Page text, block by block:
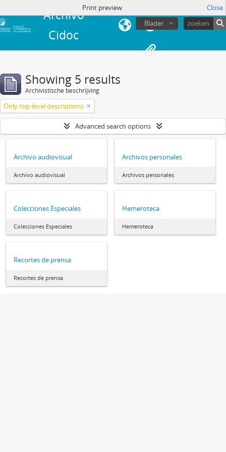
Archivo
Cidoc
Blader
Print preview Close
Showing 5 results
Archivistische beschrijving
Only top-level descriptions
Advanced search options
Archivo audiovisual
Archivo audiovisual
Archivos personales
Archivos personales
Colecciones Especiales
Colecciones Especiales
Hemeroteca
Hemeroteca
Recortes de prensa
Recortes de prensa